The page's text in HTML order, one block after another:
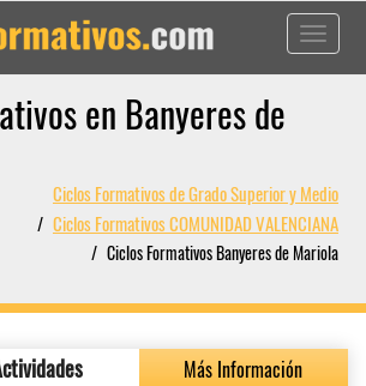
Toggle
en Banyeres de
Ciclos Formativos de Grado Superior y Medio
Ciclos Formativos COMUNIDAD VALENCIANA
Ciclos Formativos Banyeres de Mariola
Más Información